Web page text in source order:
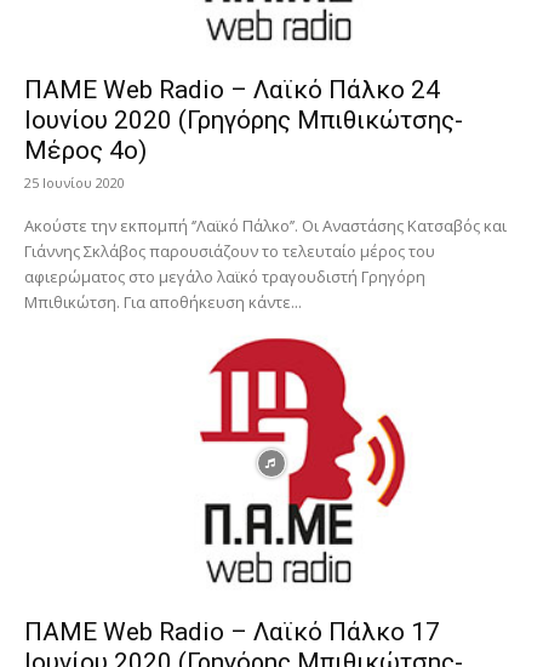
ΠΑΜΕ Web Radio – Λαϊκό Πάλκο 24
Ιουνίου 2020 (Γρηγόρης Μπιθικώτσης-
Μέρος 4ο)
25 Ιουνίου 2020
Ακούστε την εκπομπή ‘’Λαϊκό Πάλκο’’. Οι Αναστάσης Κατσαβός και
Γιάννης Σκλάβος παρουσιάζουν το τελευταίο μέρος του
αφιερώματος στο μεγάλο λαϊκό τραγουδιστή Γρηγόρη
Μπιθικώτση. Για αποθήκευση κάντε...
ΠΑΜΕ Web Radio – Λαϊκό Πάλκο 17